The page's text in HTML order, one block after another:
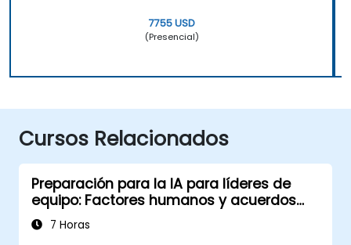
7755 USD
(Presencial)
Cursos Relacionados
Preparación para la IA para líderes de
equipo: Factores humanos y acuerdos
del equipo
7 Horas